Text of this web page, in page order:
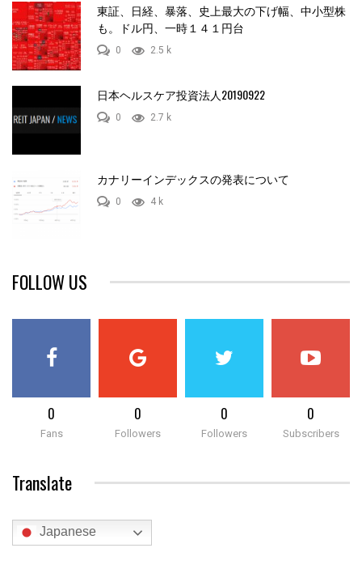
東証、日経、暴落、史上最大の下げ幅、中小型株
も。ドル円、一時１４１円台
0 2.5 k
日本ヘルスケア投資法人20190922
0 2.7 k
カナリーインデックスの発表について
0 4 k
FOLLOW US
0
Fans
0
Followers
0
Followers
0
Subscribers
Translate
Japanese